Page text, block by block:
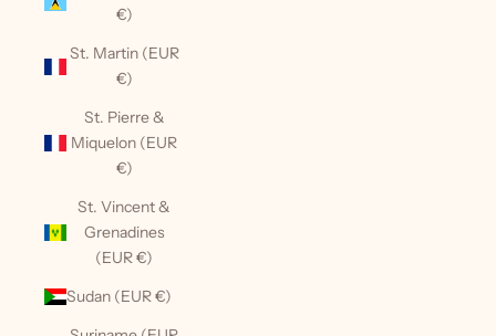
€)
St. Martin (EUR
€)
St. Pierre &
Miquelon (EUR
€)
St. Vincent &
Grenadines
(EUR €)
Sudan (EUR €)